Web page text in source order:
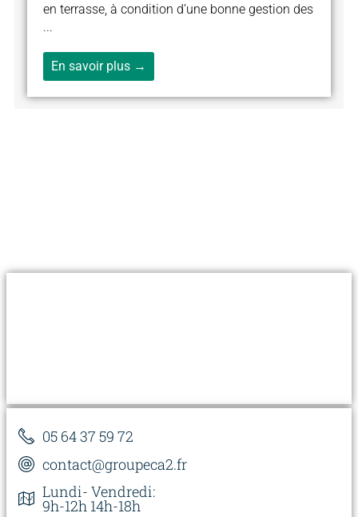
en terrasse, à condition d’une bonne gestion des
...
En savoir plus →
05 64 37 59 72
contact@groupeca2.fr
Lundi- Vendredi:
9h-12h 14h-18h